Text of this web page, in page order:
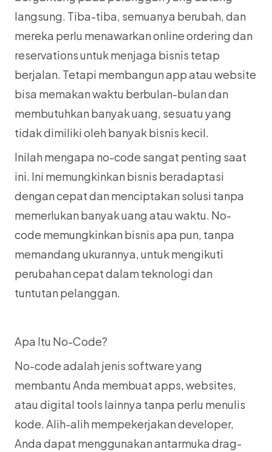
langsung. Tiba-tiba, semuanya berubah, dan
mereka perlu menawarkan online ordering dan
reservations untuk menjaga bisnis tetap
berjalan. Tetapi membangun app atau website
bisa memakan waktu berbulan-bulan dan
membutuhkan banyak uang, sesuatu yang
tidak dimiliki oleh banyak bisnis kecil.
Inilah mengapa no-code sangat penting saat
ini. Ini memungkinkan bisnis beradaptasi
dengan cepat dan menciptakan solusi tanpa
memerlukan banyak uang atau waktu. No-
code memungkinkan bisnis apa pun, tanpa
memandang ukurannya, untuk mengikuti
perubahan cepat dalam teknologi dan
tuntutan pelanggan.
Apa Itu No-Code?
No-code adalah jenis software yang
membantu Anda membuat apps, websites,
atau digital tools lainnya tanpa perlu menulis
kode. Alih-alih mempekerjakan developer,
Anda dapat menggunakan antarmuka drag-